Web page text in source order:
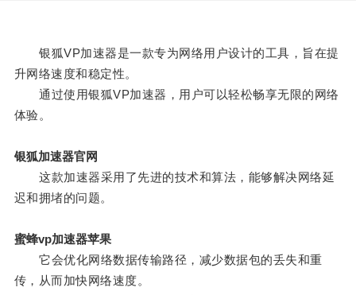
银狐VP加速器是一款专为网络用户设计的工具，旨在提
升网络速度和稳定性。
通过使用银狐VP加速器，用户可以轻松畅享无限的网络
体验。
银狐加速器官网
这款加速器采用了先进的技术和算法，能够解决网络延
迟和拥堵的问题。
蜜蜂vp加速器苹果
它会优化网络数据传输路径，减少数据包的丢失和重
传，从而加快网络速度。